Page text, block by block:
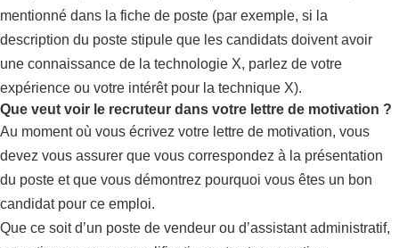
mentionné dans la fiche de poste (par exemple, si la
description du poste stipule que les candidats doivent avoir
une connaissance de la technologie X, parlez de votre
expérience ou votre intérêt pour la technique X).
Que veut voir le recruteur dans votre lettre de motivation ?
Au moment où vous écrivez votre lettre de motivation, vous
devez vous assurer que vous correspondez à la présentation
du poste et que vous démontrez pourquoi vous êtes un bon
candidat pour ce emploi.
Que ce soit d’un poste de vendeur ou d’assistant administratif,